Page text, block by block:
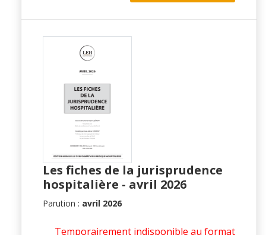
Les fiches de la jurisprudence
hospitalière - avril 2026
Parution : avril 2026
Temporairement indisponible au format